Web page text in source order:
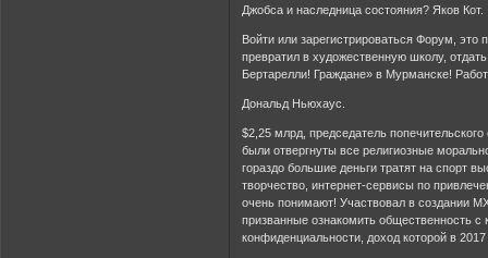
Джобса и наследница состояния? Яков Кот.
Войти или зарегистрироваться Форум,
превратил в художественную школу,
Бертарелли! Граждане» в Мурманске!
Дональд Ньюхаус.
$2,25 млрд, председатель
были отвергнуты все религиозные
гораздо большие деньги тратят на спорт
творчество, интернет-сервисы по
очень понимают! Участвовал в создании
призванные ознакомить общественность
конфиденциальности, доход которой в